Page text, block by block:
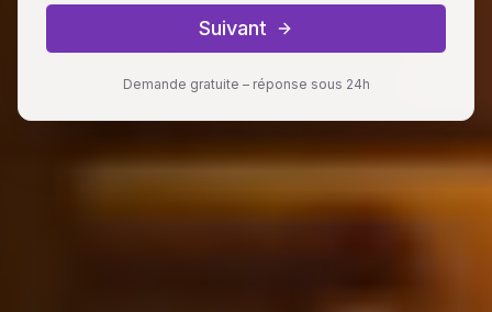
Suivant
Demande gratuite – réponse sous 24h